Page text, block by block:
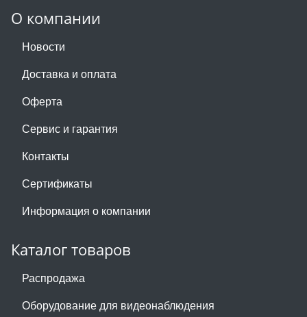
О компании
Новости
Доставка и оплата
Оферта
Сервис и гарантия
Контакты
Сертификаты
Информация о компании
Каталог товаров
Распродажа
Оборудование для видеонаблюдения